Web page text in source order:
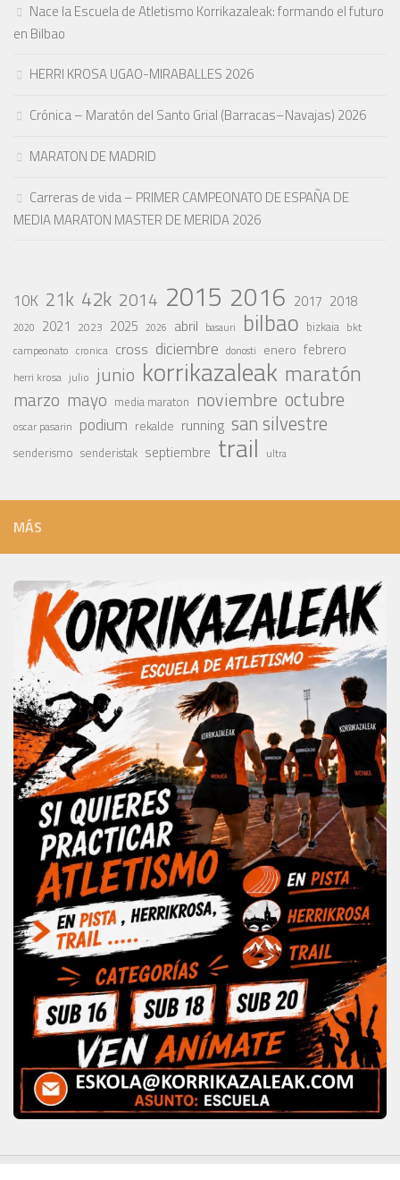
Nace la Escuela de Atletismo Korrikazaleak: formando el futuro
en Bilbao
HERRI KROSA UGAO-MIRABALLES 2026
Crónica – Maratón del Santo Grial (Barracas–Navajas) 2026
MARATON DE MADRID
Carreras de vida – PRIMER CAMPEONATO DE ESPAÑA DE
MEDIA MARATON MASTER DE MERIDA 2026
10K 21k 42k 2014 2015 2016 2017 2018
2020 2021 2023 2025 2026 abril basauri bilbao bizkaia bkt
campeonato cronica cross diciembre donosti enero febrero
herri krosa julio junio korrikazaleak maratón
marzo mayo media maraton noviembre octubre
oscar pasarin podium rekalde running san silvestre
senderismo senderistak septiembre trail ultra
MÁS